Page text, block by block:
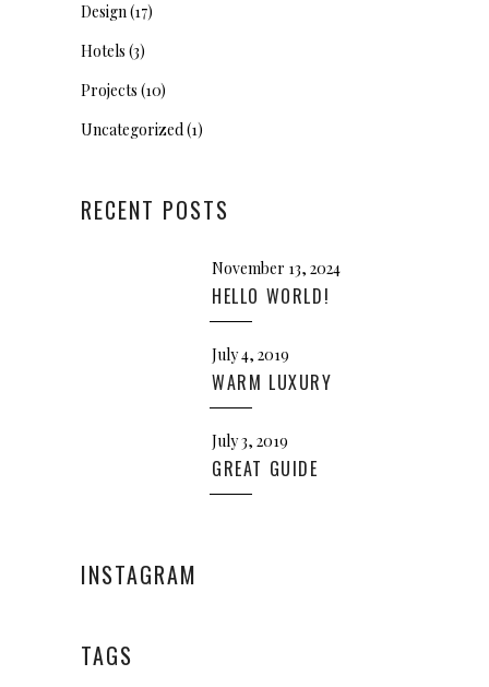
Design(17)
Hotels (3)
Projects (10)
Uncategorized(1)
RECENT POSTS
November 13, 2024
HELLO WORLD!
July 4, 2019
WARM LUXURY
July 3, 2019
GREAT GUIDE
INSTAGRAM
TAGS